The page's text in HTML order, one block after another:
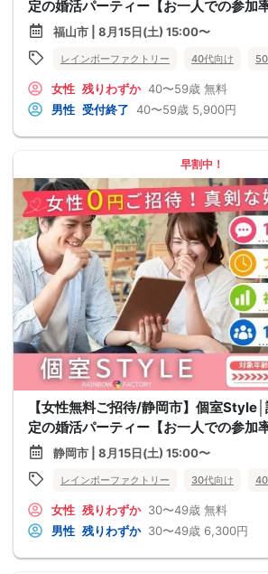
定の婚活パーティー【お一人での参加
福山市 | 8月15日(土) 15:00〜
レインボーファクトリー 40代向け
女性 残りわずか 40〜59歳 無料
男性 受付終了 40〜59歳 5,900円
早割中！
【女性無料ご招待/静岡市】個室
定の婚活パーティー【お一人での参加
静岡市 | 8月15日(土) 15:00〜
レインボーファクトリー 30代向け
女性 残りわずか 30〜49歳 無料
男性 残りわずか 30〜49歳 6,300円